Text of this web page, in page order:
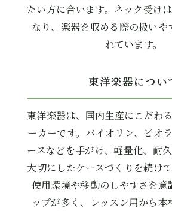
たい方に合います。ネック受け
なり、楽器を収める際の扱いや
れています。
東洋楽器につい
東洋楽器は、国内生産にこだわ
ーカーです。バイオリン、ビオ
ースなどを手がけ、軽量化、耐
大切にしたケースづくりを続け
使用環境や移動のしやすさを意
ップが多く、レッスン用から